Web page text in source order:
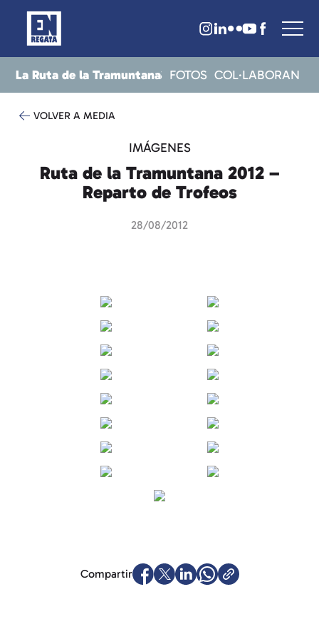
La Ruta de la Tramuntana
RESULTATS NOTICIES FOTOS COL·LABORAN
VOLVER A MEDIA
IMÁGENES
Ruta de la Tramuntana 2012 –
Reparto de Trofeos
28/08/2012
Compartir